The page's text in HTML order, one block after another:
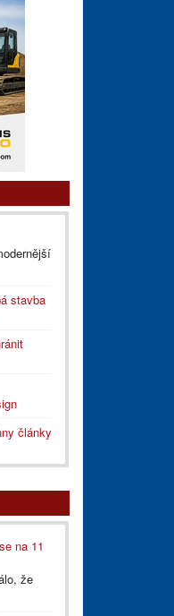
stavba
články
na 11
že